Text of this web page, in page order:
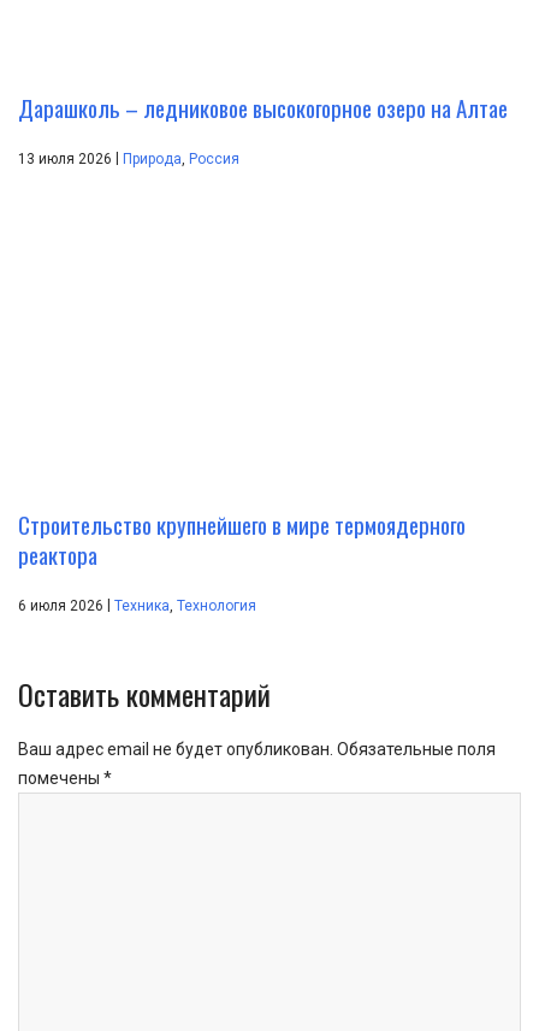
Дарашколь – ледниковое высокогорное озеро на Алтае
13 июля 2026 Природа, Россия
Строительство крупнейшего в мире термоядерного
реактора
6 июля 2026 | Техника, Технология
Оставить комментарий
Ваш адрес email не будет опубликован. Обязательные поля
помечены *